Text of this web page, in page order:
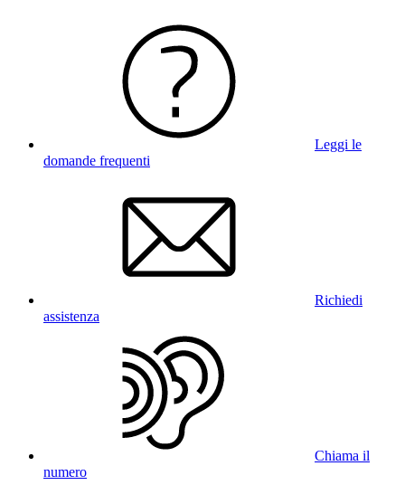
Leggi le
domande frequenti
Richiedi
assistenza
Chiama il
numero